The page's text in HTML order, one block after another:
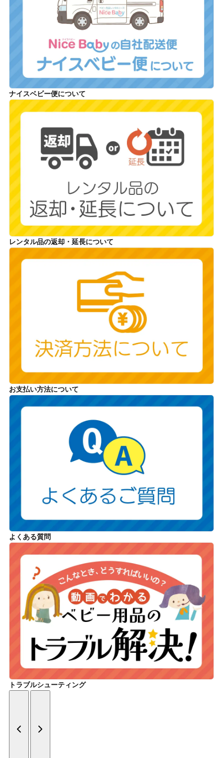
ナイスベビー便について
レンタル品の返却・延長について
お支払い方法について
よくある質問
トラブルシューティング